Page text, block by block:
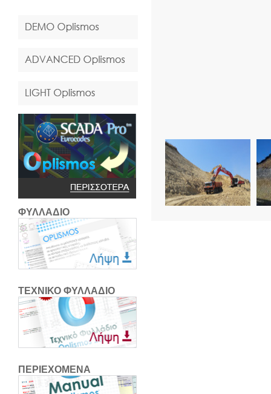
ΦΥΛΛΑΔΙΟ
ΤΕΧΝΙΚΟ ΦΥΛΛΑΔΙΟ
ΠΕΡΙΕΧΟΜΕΝΑ